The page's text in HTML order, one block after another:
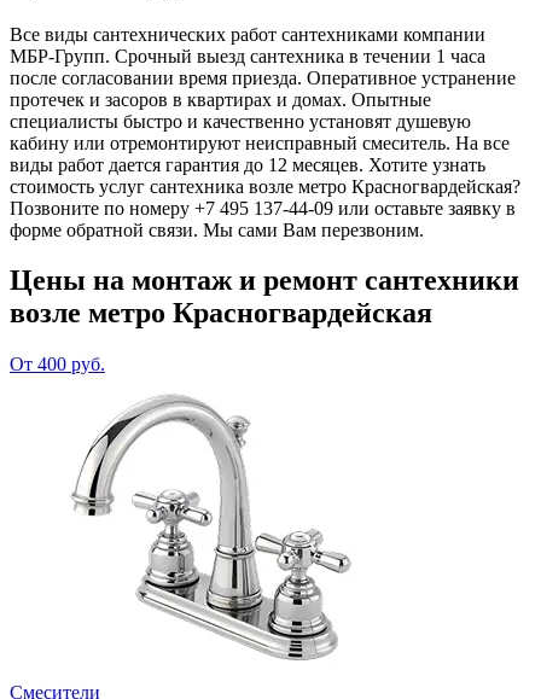
Все виды сантехнических работ сантехниками компании
МБР-Групп. Срочный выезд сантехника в течении 1 часа
после согласовании время приезда. Оперативное устранение
протечек и засоров в квартирах и домах. Опытные
специалисты быстро и качественно установят душевую
кабину или отремонтируют неисправный смеситель. На все
виды работ дается гарантия до 12 месяцев. Хотите узнать
стоимость услуг сантехника возле метро Красногвардейская?
Позвоните по номеру +7 495 137-44-09 или оставьте заявку в
форме обратной связи. Мы сами Вам перезвоним.
Цены на монтаж и ремонт сантехники
возле метро Красногвардейская
От 400 руб.
Смесители